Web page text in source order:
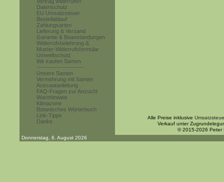
Datenschutz
EU Umsatzsteuer
Bestellablauf
Zahlungsarten
Lieferung & Versand
Garantie & Beanstandungen
Widerrufsbelehrung &
Muster-Widerrufsformular
Umweltschutz
Wir kaufen Samen
------------------------
Unsere Samen
Vermehrung mit Samen
Aussaatanleitung
FAQ-Fragen zur Anzucht
Warnhinweis
Klimazone
Botanisches Wörterbuch
Link-Tipps
Danke
Alle Preise inklusive
Verkauf unter
© 2015-2026 Peter
Donnerstag, 6. August 2026